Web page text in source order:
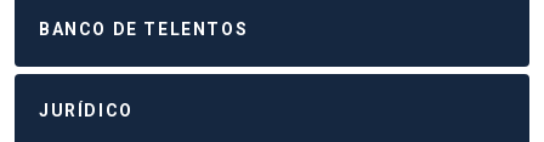
BANCO DE TELENTOS
JURÍDICO